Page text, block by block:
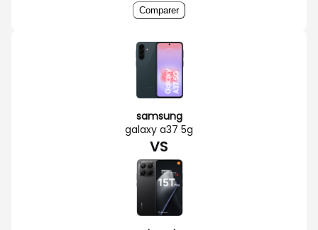
Comparer
samsung
galaxy a37 5g
VS